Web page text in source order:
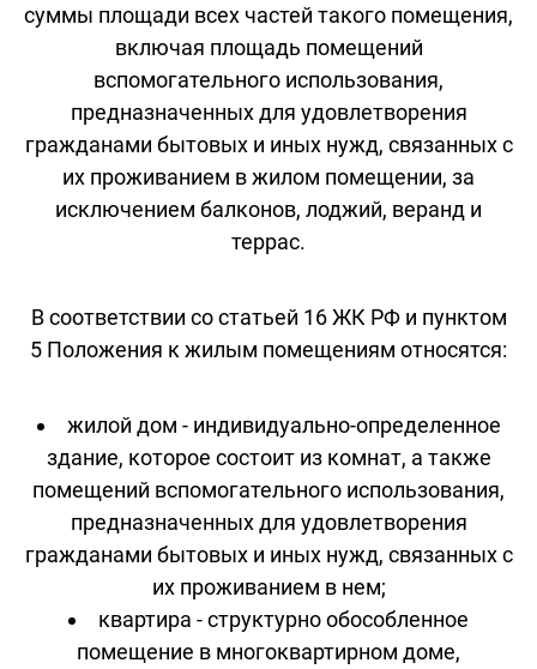
суммы площади всех частей такого помещения,
включая площадь помещений
вспомогательного использования,
предназначенных для удовлетворения
гражданами бытовых и иных нужд, связанных с
их проживанием в жилом помещении, за
исключением балконов, лоджий, веранд и
террас.
В соответствии со статьей 16 ЖК РФ и пунктом
5 Положения к жилым помещениям относятся:
жилой дом - индивидуально-определенное
здание, которое состоит из комнат, а также
помещений вспомогательного использования,
предназначенных для удовлетворения
гражданами бытовых и иных нужд, связанных с
их проживанием в нем;
квартира - структурно обособленное
помещение в многоквартирном доме,